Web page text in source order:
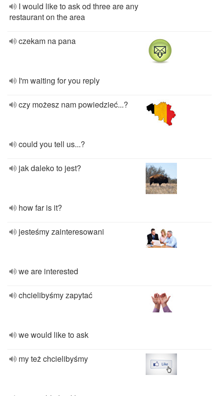
I would like to ask od three are any
restaurant on the area
czekam na pana
I'm waiting for you reply
czy możesz nam powiedzieć...?
could you tell us...?
jak daleko to jest?
how far is it?
jesteśmy zainteresowani
we are interested
chcielibyśmy zapytać
we would like to ask
my też chcielibyśmy